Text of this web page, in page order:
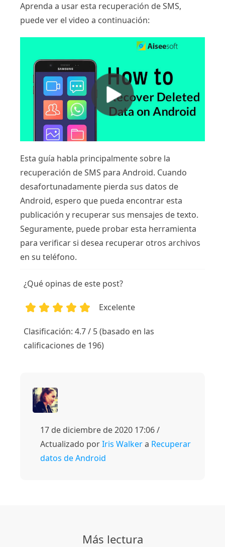
Aprenda a usar esta recuperación de SMS,
puede ver el video a continuación:
Esta guía habla principalmente sobre la
recuperación de SMS para Android. Cuando
desafortunadamente pierda sus datos de
Android, espero que pueda encontrar esta
publicación y recuperar sus mensajes de texto.
Seguramente, puede probar esta herramienta
para verificar si desea recuperar otros archivos
en su teléfono.
¿Qué opinas de este post?
Excelente
Clasificación: 4.7 / 5 (basado en las
calificaciones de 196)
17 de diciembre de 2020 17:06 /
Actualizado porIris Walkera Recuperar
datos de Android
Más lectura